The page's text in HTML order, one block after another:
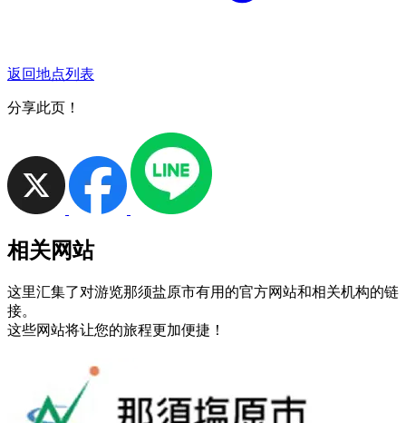
返回地点列表
分享此页！
相关网站
这里汇集了对游览那须盐原市有用的官方网站和相关机构的链
接。
这些网站将让您的旅程更加便捷！